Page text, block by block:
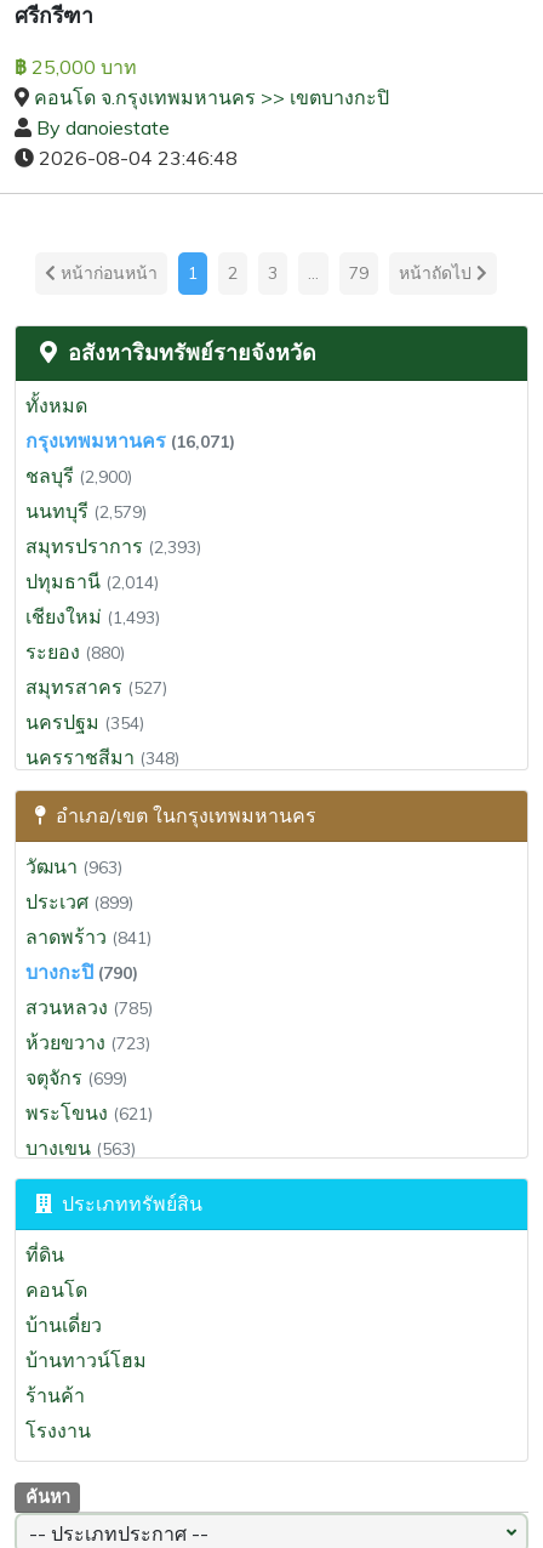
ศรีกรีฑา
฿ 25,000 บาท
คอนโด จ.กรุงเทพมหานคร >> เขตบางกะปิ
By danoiestate
2026-08-04 23:46:48
หน้าก่อนหน้า 1 2 3 ... 79 หน้าถัดไป
อสังหาริมทรัพย์รายจังหวัด
ทั้งหมด
กรุงเทพมหานคร (16,071)
ชลบุรี (2,900)
นนทบุรี (2,579)
สมุทรปราการ (2,393)
ปทุมธานี (2,014)
เชียงใหม่ (1,493)
ระยอง (880)
สมุทรสาคร (527)
นครปฐม (354)
นครราชสีมา (348)
ฉะเชิงเทรา(312)
สุราษฎร์ธานี(295)
ขอนแก่น(286)
ประจวบคีรีขันธ์
นครนายก(264)
สระบุรี(199)
พระนครศรีอยุธยา
เพชรบุรี(165)
นครศรีธรรมราช
สงขลา(123)
เชียงราย(96)
นครสวรรค์(93)
ภูเก็ต (93)
ลำพูน
ปราจีนบุรี
อำเภอ/เขต ในกรุงเทพมหานคร
วัฒนา (963)
ประเวศ (899)
ลาดพร้าว (841)
บางกะปิ (790)
สวนหลวง (785)
ห้วยขวาง (723)
จตุจักร (699)
พระโขนง (621)
บางเขน (563)
สะพานสูง(550)
วังทองหลาง
บึงกุ่ม
บางนา
คลองสามวา
คลองเตย(440)
สายไหม
คันนายาว
ลาดกระบัง(385)
มีนบุรี
ดอนเมือง(290)
ประเภททรัพย์สิน
ที่ดิน
คอนโด
บ้านเดี่ยว
บ้านทาวน์โฮม
ร้านค้า
โรงงาน
ค้นหา